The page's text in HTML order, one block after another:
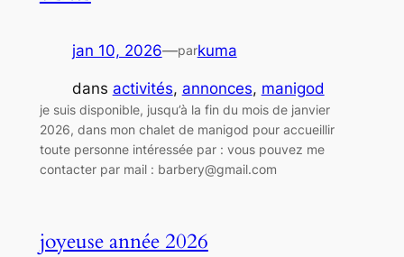
jan 10, 2026—parkuma
dans activités, annonces, manigod
je suis disponible, jusqu’à la fin du mois de janvier
2026, dans mon chalet de manigod pour accueillir
toute personne intéressée par : vous pouvez me
contacter par mail : barbery@gmail.com
joyeuse année 2026